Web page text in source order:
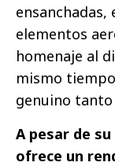
elementos
homenaje al
mismo
genuino
A pesar de
ofrece un